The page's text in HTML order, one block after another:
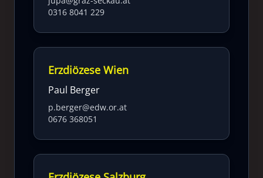
0316 8041 229
Erzdiözese Wien
Paul Berger
p.berger@edw.or.at
0676 368051